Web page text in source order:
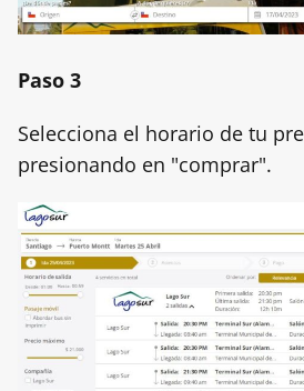
Paso 3
Selecciona el horario de tu
presionando en "comprar".